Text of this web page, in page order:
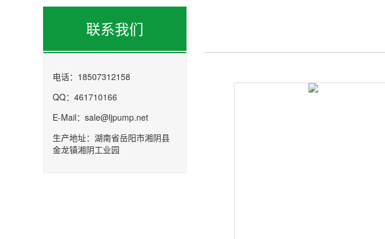
联系我们
电话：18507312158
QQ：461710166
E-Mail：sale@ljpump.net
生产地址：湖南省岳阳市湘阴县
金龙镇湘阴工业园